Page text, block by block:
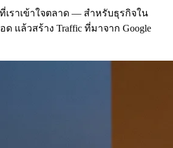
ที่เราเข้าใจตลาด — สำหรับธุรกิจใน
แล้วสร้าง Traffic ที่มาจาก Google